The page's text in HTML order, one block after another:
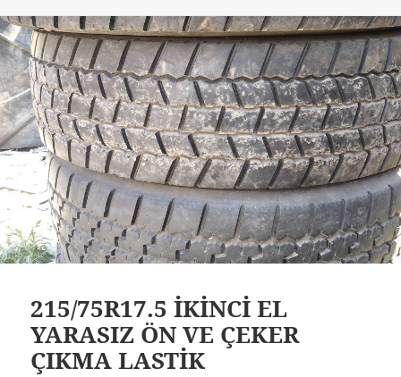
215/75R17.5 İKİNCİ EL
YARASIZ ÖN VE ÇEKER
ÇIKMA LASTİK